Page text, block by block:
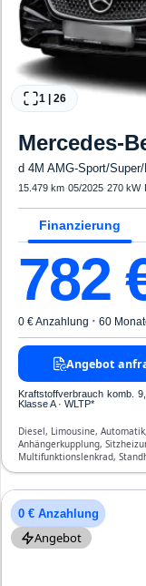
1 26
Mercedes-
d 4M AMG-Sport/
15.479 km·05/2025·270 kW·
Finanzierung
782
0 € Anzahlung · 60
Angebot
Kraftstoffverbrauch komb.
Klasse A · WLTP*
Diesel, Limousine,
Anhängerkupplung,
Multifunktionslenkrad,
Lichtsensor, Start/Stopp-
0 € Anzahlung
Angebot